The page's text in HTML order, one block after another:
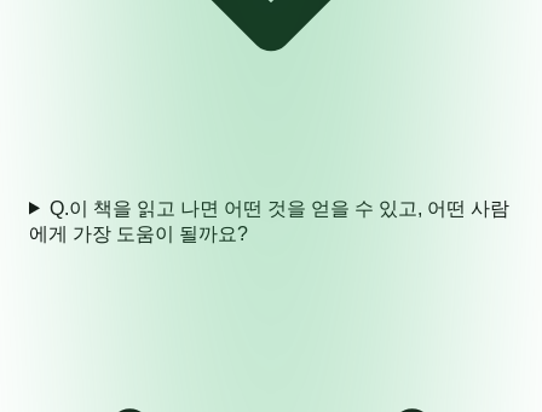
Q.이 책을 읽고 나면 어떤 것을 얻을 수 있고, 어떤 사람
에게 가장 도움이 될까요?